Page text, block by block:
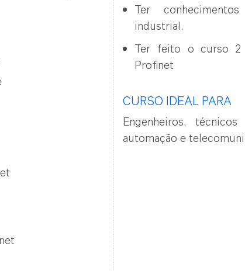
Ter
industrial.
Ter feito o curso 2
Profinet
CURSO IDEAL PARA
Engenheiros,
automação e